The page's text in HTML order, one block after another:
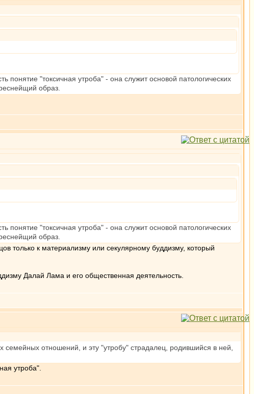
"токсичная утроба" - она служит основой патологических
образ.
"токсичная утроба" - она служит основой патологических
образ.
только к материализму или секулярному буддизму, который
Далай Лама и его общественная деятельность.
семейных отношений, и эту "утробу" страдалец, родившийся в ней,
утроба".